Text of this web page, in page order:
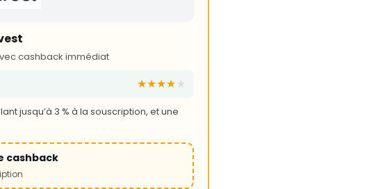
cashback immédiat
★★★★★
jusqu’à 3 % à la souscription, et une
cashback